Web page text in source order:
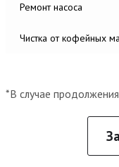
Ремонт насоса
Чистка от кофейных
*В случае